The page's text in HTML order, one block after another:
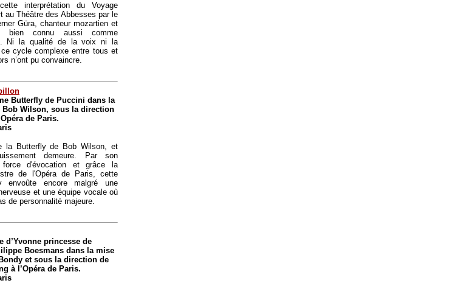
interprétation du Voyage
au Théâtre des Abbesses par le
Güra, chanteur mozartien et
bien connu aussi comme
Ni la qualité de la voix ni la
ce cycle complexe entre tous et
n’ont pu convaincre.
Butterfly de Puccini dans la
Bob Wilson, sous la direction
de Paris.
la Butterfly de Bob Wilson, et
demeure. Par son
force d'évocation et grâce la
de l'Opéra de Paris, cette
envoûte encore malgré une
et une équipe vocale où
de personnalité majeure.
d’Yvonne princesse de
Boesmans dans la mise
et sous la direction de
à l’Opéra de Paris.